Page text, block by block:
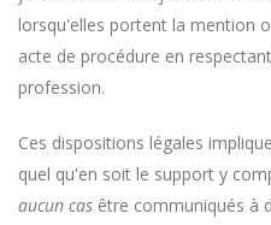
lorsqu'elles portent la mention
acte de procédure en
profession.
Ces dispositions légales
quel qu'en soit le support y
aucun cas être communiqués à